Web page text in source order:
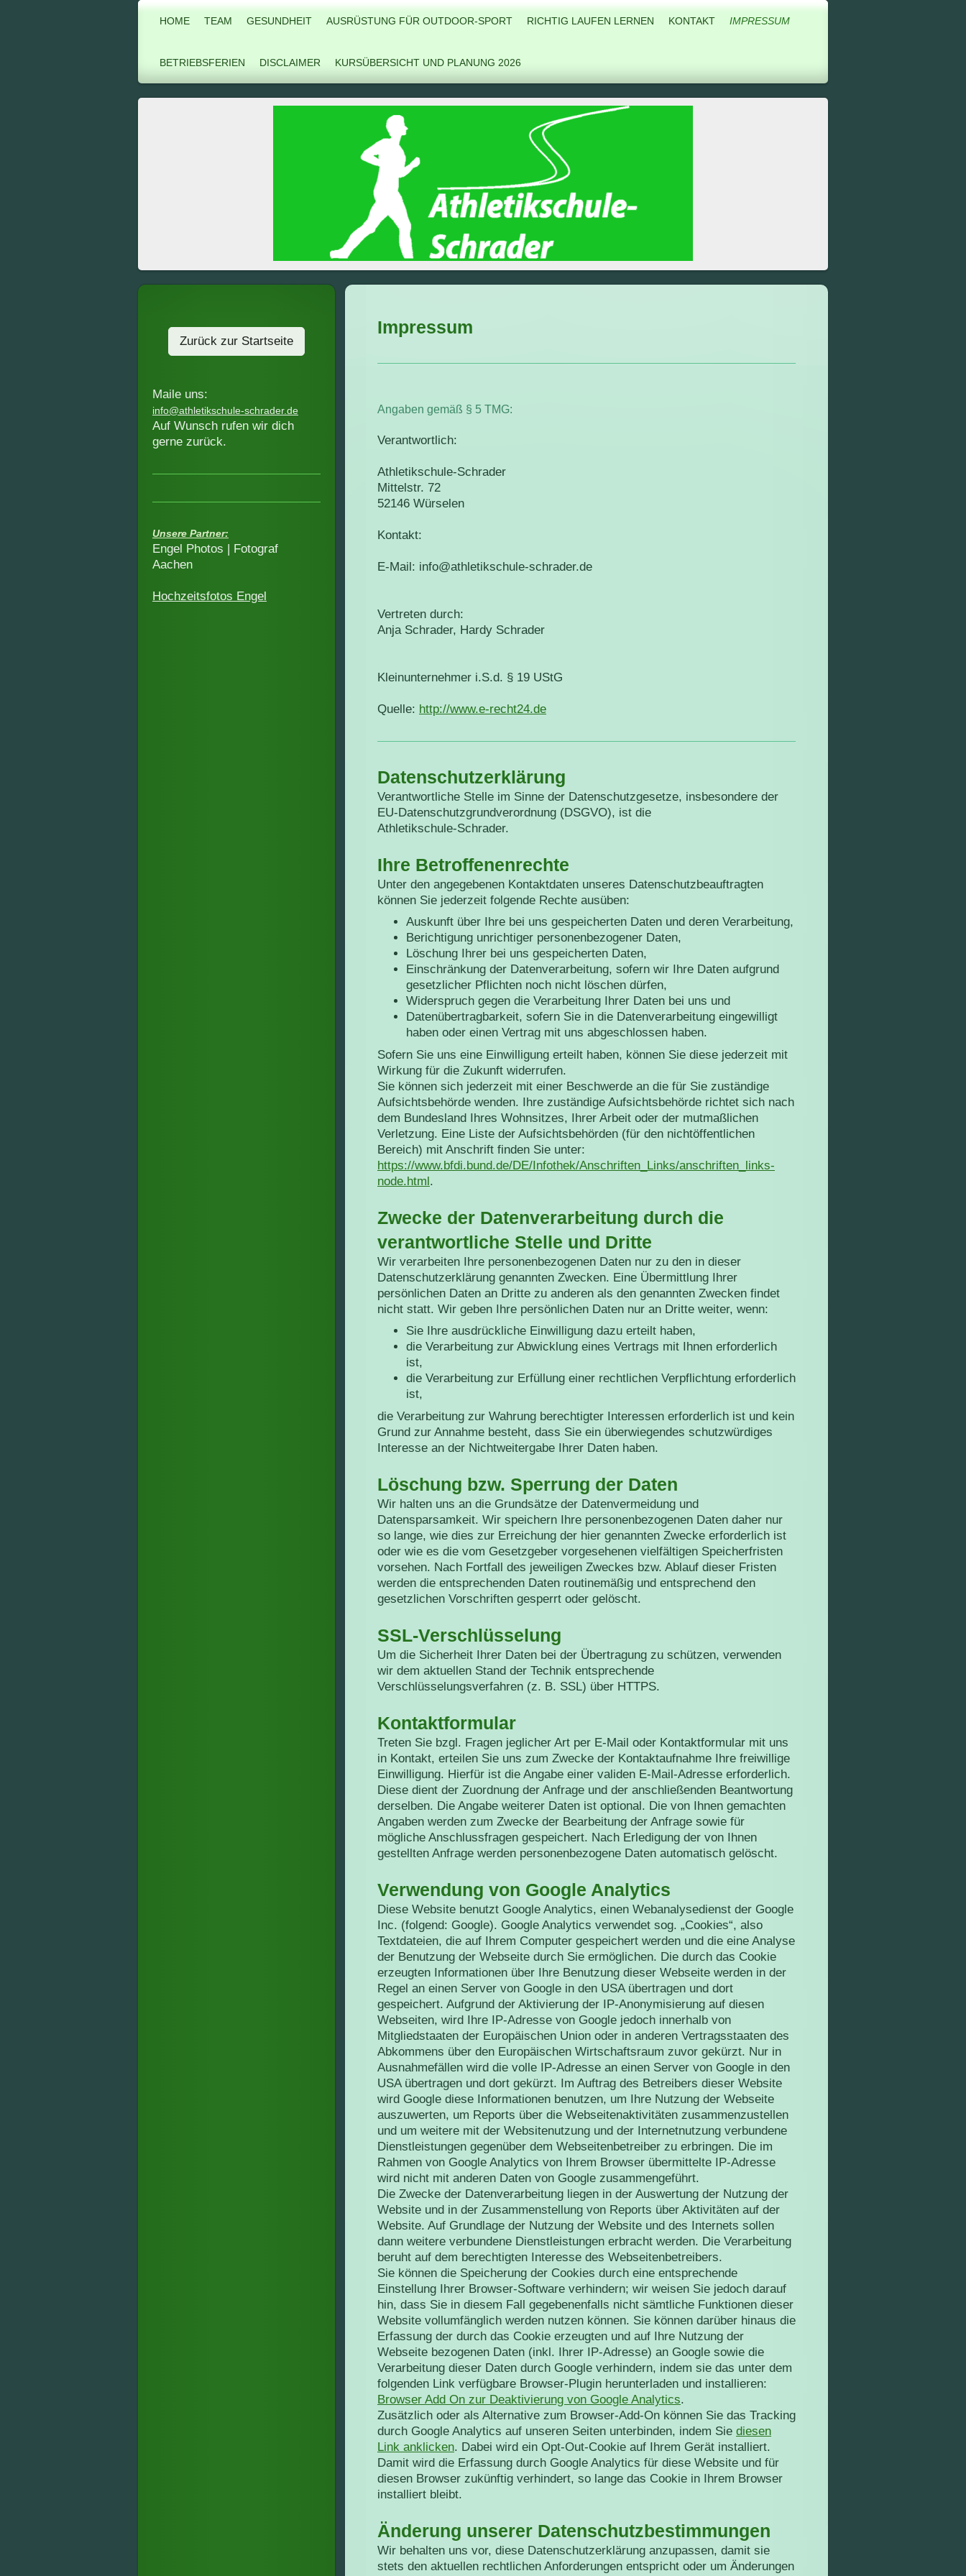
HOME TEAM GESUNDHEIT AUSRÜSTUNG FÜR OUTDOOR-SPORT RICHTIG LAUFEN LERNEN KONTAKT IMPRESSUM
BETRIEBSFERIEN DISCLAIMER KURSÜBERSICHT UND PLANUNG 2026
Impressum
Angaben gemäß § 5 TMG:
Verantwortlich:
Athletikschule-Schrader
Mittelstr. 72
52146 Würselen
Kontakt:
E-Mail: info@athletikschule-schrader.de
Vertreten durch:
Anja Schrader, Hardy Schrader
Kleinunternehmer i.S.d. § 19 UStG
Quelle: http://www.e-recht24.de
Datenschutzerklärung
Verantwortliche Stelle im Sinne der Datenschutzgesetze, insbesondere der
EU-Datenschutzgrundverordnung (DSGVO), ist die
Athletikschule-Schrader.
Ihre Betroffenenrechte
Unter den angegebenen Kontaktdaten unseres Datenschutzbeauftragten
können Sie jederzeit folgende Rechte ausüben:
Auskunft über Ihre bei uns gespeicherten Daten und deren Verarbeitung,
Berichtigung unrichtiger personenbezogener Daten,
Löschung Ihrer bei uns gespeicherten Daten,
Einschränkung der Datenverarbeitung, sofern wir Ihre Daten aufgrund
gesetzlicher Pflichten noch nicht löschen dürfen,
Widerspruch gegen die Verarbeitung Ihrer Daten bei uns und
Datenübertragbarkeit, sofern Sie in die Datenverarbeitung eingewilligt
haben oder einen Vertrag mit uns abgeschlossen haben.
Sofern Sie uns eine Einwilligung erteilt haben, können Sie diese jederzeit mit
Wirkung für die Zukunft widerrufen.
Sie können sich jederzeit mit einer Beschwerde an die für Sie zuständige
Aufsichtsbehörde wenden. Ihre zuständige Aufsichtsbehörde richtet sich nach
dem Bundesland Ihres Wohnsitzes, Ihrer Arbeit oder der mutmaßlichen
Verletzung. Eine Liste der Aufsichtsbehörden (für den nichtöffentlichen
Bereich) mit Anschrift finden Sie unter:
https://www.bfdi.bund.de/DE/Infothek/Anschriften_Links/anschriften_links-
node.html.
Zwecke der Datenverarbeitung durch die
verantwortliche Stelle und Dritte
Wir verarbeiten Ihre personenbezogenen Daten nur zu den in dieser
Datenschutzerklärung genannten Zwecken. Eine Übermittlung Ihrer
persönlichen Daten an Dritte zu anderen als den genannten Zwecken findet
nicht statt. Wir geben Ihre persönlichen Daten nur an Dritte weiter, wenn:
Sie Ihre ausdrückliche Einwilligung dazu erteilt haben,
die Verarbeitung zur Abwicklung eines Vertrags mit Ihnen erforderlich
ist,
die Verarbeitung zur Erfüllung einer rechtlichen Verpflichtung erforderlich
ist,
die Verarbeitung zur Wahrung berechtigter Interessen erforderlich ist und kein
Grund zur Annahme besteht, dass Sie ein überwiegendes schutzwürdiges
Interesse an der Nichtweitergabe Ihrer Daten haben.
Löschung bzw. Sperrung der Daten
Wir halten uns an die Grundsätze der Datenvermeidung und
Datensparsamkeit. Wir speichern Ihre personenbezogenen Daten daher nur
so lange, wie dies zur Erreichung der hier genannten Zwecke erforderlich ist
oder wie es die vom Gesetzgeber vorgesehenen vielfältigen Speicherfristen
vorsehen. Nach Fortfall des jeweiligen Zweckes bzw. Ablauf dieser Fristen
werden die entsprechenden Daten routinemäßig und entsprechend den
gesetzlichen Vorschriften gesperrt oder gelöscht.
SSL-Verschlüsselung
Um die Sicherheit Ihrer Daten bei der Übertragung zu schützen, verwenden
wir dem aktuellen Stand der Technik entsprechende
Verschlüsselungsverfahren (z. B. SSL) über HTTPS.
Kontaktformular
Treten Sie bzgl. Fragen jeglicher Art per E-Mail oder Kontaktformular mit uns
in Kontakt, erteilen Sie uns zum Zwecke der Kontaktaufnahme Ihre freiwillige
Einwilligung. Hierfür ist die Angabe einer validen E-Mail-Adresse erforderlich.
Diese dient der Zuordnung der Anfrage und der anschließenden Beantwortung
derselben. Die Angabe weiterer Daten ist optional. Die von Ihnen gemachten
Angaben werden zum Zwecke der Bearbeitung der Anfrage sowie für
mögliche Anschlussfragen gespeichert. Nach Erledigung der von Ihnen
gestellten Anfrage werden personenbezogene Daten automatisch gelöscht.
Verwendung von Google Analytics
Diese Website benutzt Google Analytics, einen Webanalysedienst der Google
Inc. (folgend: Google). Google Analytics verwendet sog. „Cookies“, also
Textdateien, die auf Ihrem Computer gespeichert werden und die eine Analyse
der Benutzung der Webseite durch Sie ermöglichen. Die durch das Cookie
erzeugten Informationen über Ihre Benutzung dieser Webseite werden in der
Regel an einen Server von Google in den USA übertragen und dort
gespeichert. Aufgrund der Aktivierung der IP-Anonymisierung auf diesen
Webseiten, wird Ihre IP-Adresse von Google jedoch innerhalb von
Mitgliedstaaten der Europäischen Union oder in anderen Vertragsstaaten des
Abkommens über den Europäischen Wirtschaftsraum zuvor gekürzt. Nur in
Ausnahmefällen wird die volle IP-Adresse an einen Server von Google in den
USA übertragen und dort gekürzt. Im Auftrag des Betreibers dieser Website
wird Google diese Informationen benutzen, um Ihre Nutzung der Webseite
auszuwerten, um Reports über die Webseitenaktivitäten zusammenzustellen
und um weitere mit der Websitenutzung und der Internetnutzung verbundene
Dienstleistungen gegenüber dem Webseitenbetreiber zu erbringen. Die im
Rahmen von Google Analytics von Ihrem Browser übermittelte IP-Adresse
wird nicht mit anderen Daten von Google zusammengeführt.
Die Zwecke der Datenverarbeitung liegen in der Auswertung der Nutzung der
Website und in der Zusammenstellung von Reports über Aktivitäten auf der
Website. Auf Grundlage der Nutzung der Website und des Internets sollen
dann weitere verbundene Dienstleistungen erbracht werden. Die Verarbeitung
beruht auf dem berechtigten Interesse des Webseitenbetreibers.
Sie können die Speicherung der Cookies durch eine entsprechende
Einstellung Ihrer Browser-Software verhindern; wir weisen Sie jedoch darauf
hin, dass Sie in diesem Fall gegebenenfalls nicht sämtliche Funktionen dieser
Website vollumfänglich werden nutzen können. Sie können darüber hinaus die
Erfassung der durch das Cookie erzeugten und auf Ihre Nutzung der
Webseite bezogenen Daten (inkl. Ihrer IP-Adresse) an Google sowie die
Verarbeitung dieser Daten durch Google verhindern, indem sie das unter dem
folgenden Link verfügbare Browser-Plugin herunterladen und installieren:
Browser Add On zur Deaktivierung von Google Analytics.
Zusätzlich oder als Alternative zum Browser-Add-On können Sie das Tracking
durch Google Analytics auf unseren Seiten unterbinden, indem Sie diesen
Link anklicken. Dabei wird ein Opt-Out-Cookie auf Ihrem Gerät installiert.
Damit wird die Erfassung durch Google Analytics für diese Website und für
diesen Browser zukünftig verhindert, so lange das Cookie in Ihrem Browser
installiert bleibt.
Änderung unserer Datenschutzbestimmungen
Wir behalten uns vor, diese Datenschutzerklärung anzupassen, damit sie
stets den aktuellen rechtlichen Anforderungen entspricht oder um Änderungen
Zurück zur Startseite
Maile uns:
info@athletikschule-schrader.de
Auf Wunsch rufen wir dich
gerne zurück.
Unsere Partner:
Engel Photos | Fotograf
Aachen
Hochzeitsfotos Engel